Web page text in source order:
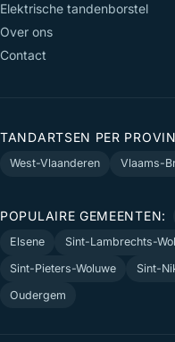
Elektrische tandenborstel
Over ons
Contact
TANDARTSEN PER
West-Vlaanderen
Vlaams-
POPULAIRE GEMEENTEN:
Elsene
Sint-Lambrechts-
Sint-Pieters-Woluwe
Sint-
Oudergem